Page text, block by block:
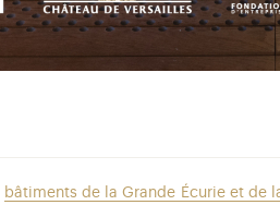
bâtiments de la Grande Écurie et de